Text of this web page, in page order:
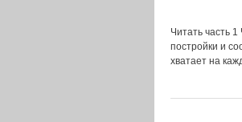
Читать часть
постройки и
хватает на